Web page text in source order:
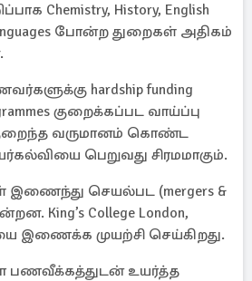
Chemistry, History, English
போன்ற துறைகள் அதிகம்
hardship funding
குறைக்கப்பட வாய்ப்பு
வருமானம் கொண்ட
பெறுவது சிரமமாகும்.
செயல்பட (mergers &
King’s College London,
யை இணைக்க முயற்சி செய்கிறது.
பணவீக்கத்துடன் உயர்த்த